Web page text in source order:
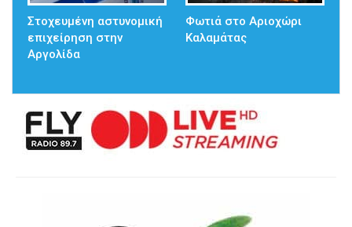
Στοχευμένη αστυνομική
επιχείρηση στην
Αργολίδα
Φωτιά στο Αριοχώρι
Καλαμάτας